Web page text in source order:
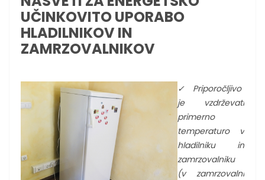
UČINKOVITO UPORABO
HLADILNIKOV IN
ZAMRZOVALNIKOV
✓
Priporočljivo
je vzdrževati
primerno
temperaturo v
hladilniku in
zamrzovalniku
(v zamrzovalni